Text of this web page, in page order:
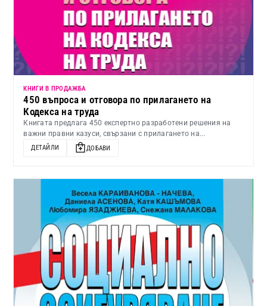
КНИГИ В ПРОДАЖБА
450 въпроса и отговора по прилагането на
Кодекса на труда
Книгата предлага 450 експертно разработени решения на
важни правни казуси, свързани с прилагането на...
ДЕТАЙЛИ ДОБАВИ